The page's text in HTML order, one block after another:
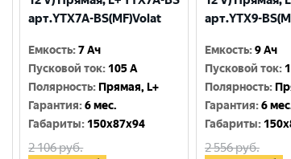
арт.YTX7A-BS(MF)Volat
Емкость:7 Ач
Пусковой ток: 105 A
Полярность: Прямая, L+
Гарантия:6 мес.
Габариты: 150x87x94
2 106руб.
арт.YTX9-
Емкость:9 Ач
Пусковой ток:
Полярность:
Гарантия:6
Габариты:
2 556руб.